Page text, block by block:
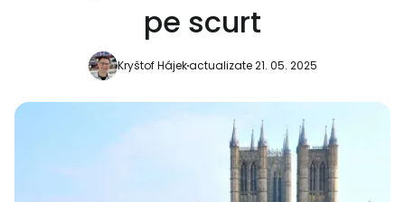
pe scurt
Kryštof Hájekactualizate 21. 05. 2025
Continuați cu Google
Continuați cu Facebook
Continuați cu e-mailul